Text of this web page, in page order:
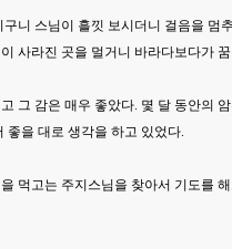
구니 스님이 흘낏 보시더니 걸음을 멈
사라진 곳을 멀거니 바라다보다가
그 감은 매우 좋았다. 몇 달 동안의
좋을 대로 생각을 하고 있었다.
먹고는 주지스님을 찾아서 기도를